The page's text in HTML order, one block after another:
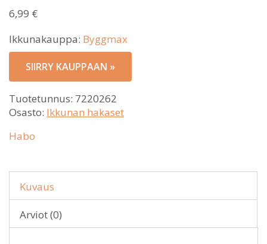
6,99 €
Ikkunakauppa: Byggmax
SIIRRY KAUPPAAN »
Tuotetunnus: 7220262
Osasto: Ikkunan hakaset
Habo
Kuvaus
Arviot (0)